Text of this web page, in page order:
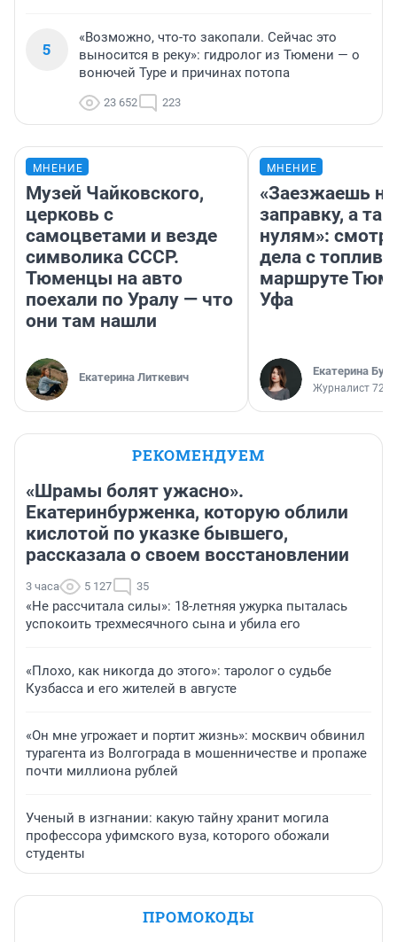
5
«Возможно, что-то закопали. Сейчас это
выносится в реку»: гидролог из Тюмени — о
вонючей Туре и причинах потопа
23 652 223
МНЕНИЕ
Музей Чайковского,
церковь с
самоцветами и везде
символика СССР.
Тюменцы на авто
поехали по Уралу — что
они там нашли
Екатерина Литкевич
МНЕНИЕ
«Заезжаешь на
заправку, а
нулям»:
дела с
маршруте
Уфа
Екатерина
Журналист
РЕКОМЕНДУЕМ
«Шрамы болят ужасно».
Екатеринбурженка, которую облили
кислотой по указке бывшего,
рассказала о своем восстановлении
3 часа 5 127 35
«Не рассчитала силы»: 18-летняя ужурка пыталась
успокоить трехмесячного сына и убила его
«Плохо, как никогда до этого»: таролог о судьбе
Кузбасса и его жителей в августе
«Он мне угрожает и портит жизнь»: москвич обвинил
турагента из Волгограда в мошенничестве и пропаже
почти миллиона рублей
Ученый в изгнании: какую тайну хранит могила
профессора уфимского вуза, которого обожали
студенты
ПРОМОКОДЫ